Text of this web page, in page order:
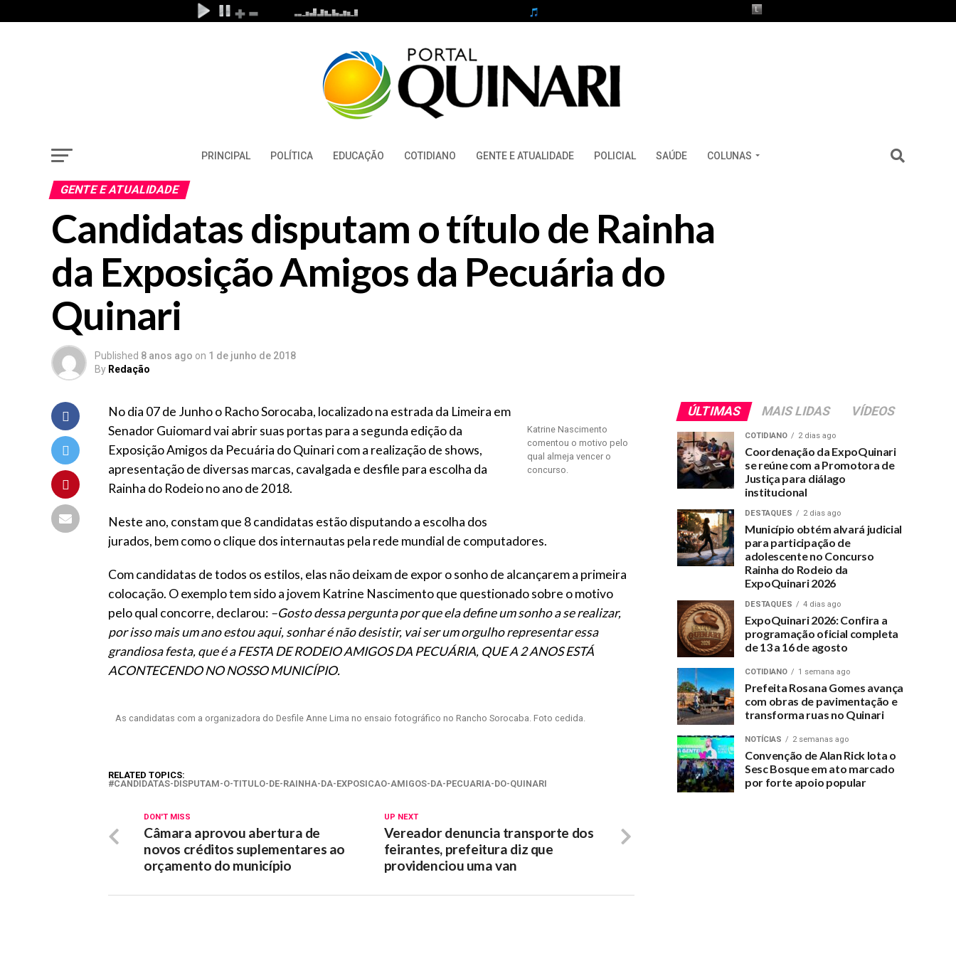
PRINCIPAL POLÍTICA EDUCAÇÃO COTIDIANO GENTE E ATUALIDADE POLICIAL SAÚDE COLUNAS
GENTE E ATUALIDADE
Candidatas disputam o título de Rainha
da Exposição Amigos da Pecuária do
Quinari
Published 8 anos ago on 1 de junho de 2018
By Redação
Katrine Nascimento
comentou o motivo pelo
qual almeja vencer o
concurso.
No dia 07 de Junho o Racho Sorocaba, localizado na estrada da Limeira em
Senador Guiomard vai abrir suas portas para a segunda edição da
Exposição Amigos da Pecuária do Quinari com a realização de shows,
apresentação de diversas marcas, cavalgada e desfile para escolha da
Rainha do Rodeio no ano de 2018.
Neste ano, constam que 8 candidatas estão disputando a escolha dos
jurados, bem como o clique dos internautas pela rede mundial de computadores.
Com candidatas de todos os estilos, elas não deixam de expor o sonho de alcançarem a primeira
colocação. O exemplo tem sido a jovem Katrine Nascimento que questionado sobre o motivo
pelo qual concorre, declarou: –Gosto dessa pergunta por que ela define um sonho a se realizar,
por isso mais um ano estou aqui, sonhar é não desistir, vai ser um orgulho representar essa
grandiosa festa, que é a FESTA DE RODEIO AMIGOS DA PECUÁRIA, QUE A 2 ANOS ESTÁ
ACONTECENDO NO NOSSO MUNICÍPIO.
As candidatas com a organizadora do Desfile Anne Lima no ensaio fotográfico no Rancho Sorocaba. Foto cedida.
RELATED TOPICS:
CANDIDATAS-DISPUTAM-O-TITULO-DE-RAINHA-DA-EXPOSICAO-AMIGOS-DA-PECUARIA-DO-QUINARI
UP NEXT
Vereador denuncia transporte dos
feirantes, prefeitura diz que
providenciou uma van
DON'T MISS
Câmara aprovou abertura de
novos créditos suplementares ao
orçamento do município
ÚLTIMAS MAIS LIDAS VÍDEOS
COTIDIANO 2 dias ago
Coordenação da ExpoQuinari
se reúne com a Promotora de
Justiça para diálago
institucional
DESTAQUES 2 dias ago
Município obtém alvará judicial
para participação de
adolescente no Concurso
Rainha do Rodeio da
ExpoQuinari 2026
DESTAQUES 4 dias ago
ExpoQuinari 2026: Confira a
programação oficial completa
de 13 a 16 de agosto
COTIDIANO 1 semana ago
Prefeita Rosana Gomes avança
com obras de pavimentação e
transforma ruas no Quinari
NOTÍCIAS 2 semanas ago
Convenção de Alan Rick lota o
Sesc Bosque em ato marcado
por forte apoio popular